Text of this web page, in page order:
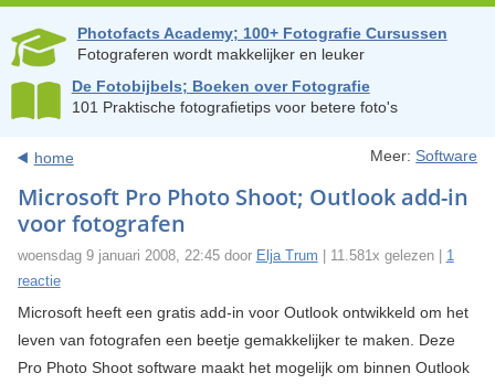
Photofacts Academy; 100+ Fotografie Cursussen
Fotograferen wordt makkelijker en leuker
De Fotobijbels; Boeken over Fotografie
101 Praktische fotografietips voor betere foto's
home Meer: Software
Microsoft Pro Photo Shoot; Outlook add-in
voor fotografen
woensdag 9 januari 2008, 22:45 door Elja Trum | 11.581x gelezen | 1
reactie
Microsoft heeft een gratis add-in voor Outlook ontwikkeld om het
leven van fotografen een beetje gemakkelijker te maken. Deze
Pro Photo Shoot software maakt het mogelijk om binnen Outlook